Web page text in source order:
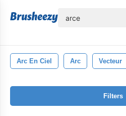
Arc En Ciel Arc Vecteur
Filters